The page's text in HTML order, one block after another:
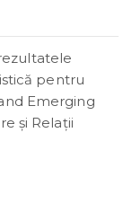
pentru
Emerging
și Relații